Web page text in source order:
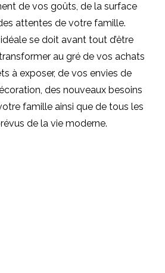
de vos goûts, de la surface
attentes de votre famille.
se doit avant tout d’être
au gré de vos achats
à exposer, de vos envies de
des nouveaux besoins
famille ainsi que de tous les
de la vie moderne.